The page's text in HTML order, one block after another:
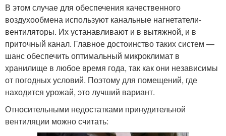
В этом случае для обеспечения качественного
воздухообмена используют канальные нагнетатели-
вентиляторы. Их устанавливают и в вытяжной, и в
приточный канал. Главное достоинство таких систем —
шанс обеспечить оптимальный микроклимат в
хранилище в любое время года, так как они независимы
от погодных условий. Поэтому для помещений, где
находится урожай, это лучший вариант.
Относительными недостатками принудительной
вентиляции можно считать: